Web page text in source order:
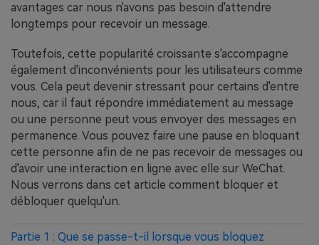
avantages car nous n'avons pas besoin d'attendre
longtemps pour recevoir un message.
Toutefois, cette popularité croissante s'accompagne
également d'inconvénients pour les utilisateurs comme
vous. Cela peut devenir stressant pour certains d'entre
nous, car il faut répondre immédiatement au message
ou une personne peut vous envoyer des messages en
permanence. Vous pouvez faire une pause en bloquant
cette personne afin de ne pas recevoir de messages ou
d'avoir une interaction en ligne avec elle sur WeChat.
Nous verrons dans cet article comment bloquer et
débloquer quelqu'un.
Partie 1 : Que se passe-t-il lorsque vous bloquez